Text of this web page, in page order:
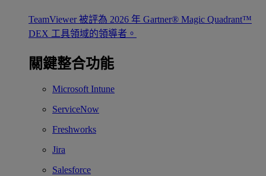
TeamViewer 被評為 2026 年 Gartner® Magic Quadrant™
DEX 工具領域的領導者。
關鍵整合功能
Microsoft Intune
ServiceNow
Freshworks
Jira
Salesforce